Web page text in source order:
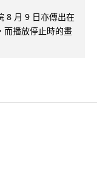
8 月 9 日亦傳出在
而播放停止時的畫